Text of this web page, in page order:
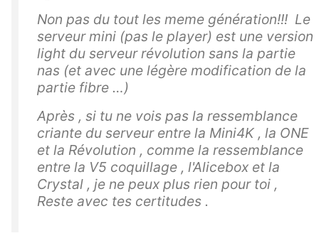
Non pas du tout les meme génération!!! Le
serveur mini (pas le player) est une version
light du serveur révolution sans la partie
nas (et avec une légère modification de la
partie fibre …)
Après , si tu ne vois pas la ressemblance
criante du serveur entre la Mini4K , la ONE
et la Révolution , comme la ressemblance
entre la V5 coquillage , l'Alicebox et la
Crystal , je ne peux plus rien pour toi ,
Reste avec tes certitudes .